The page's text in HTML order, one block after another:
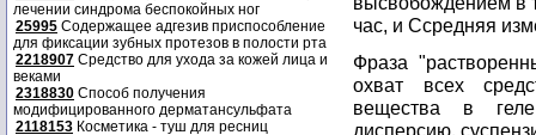
лечении синдрома беспокойных ног
25995 Содержащее адгезив приспособление
для фиксации зубных протезов в полости рта
2218907 Средство для ухода за кожей лица и
веками
2318830 Способ получения
модифицированного дерматансульфата
2118153 Косметика - туш для ресниц
час, и Cсредняя
Фраза
охват всех
вещества в
дисперсию,